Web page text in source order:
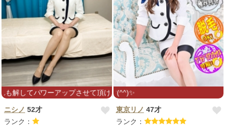
アップさせて頂けますように♡
ニシノ 52才
ランク：
よろしく
東京リノ 47才
ランク：